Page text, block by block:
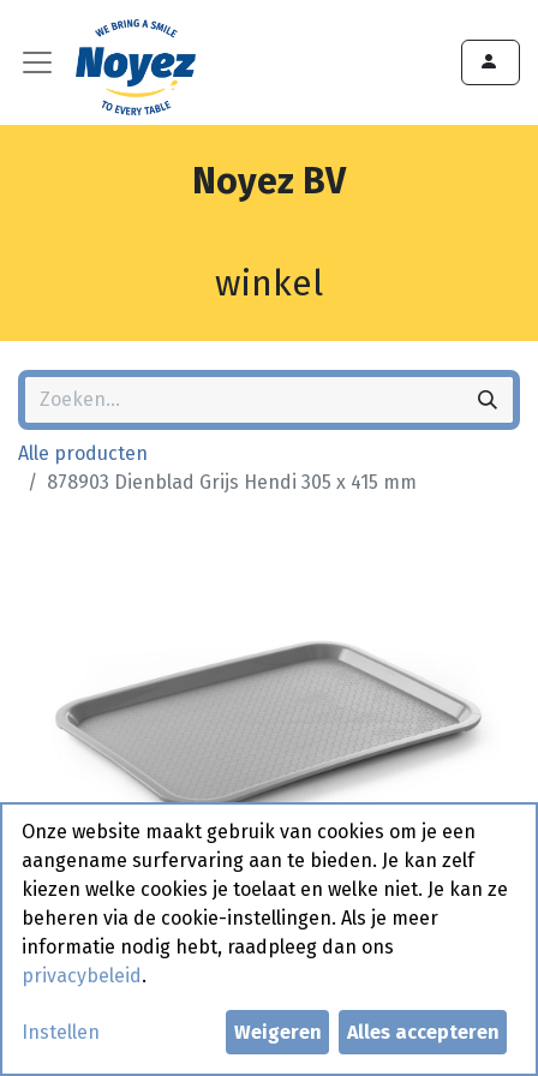
Noyez BV
winkel
Alle producten
878903 Dienblad Grijs Hendi 305 x 415 mm
878903 Dienblad Grijs Hendi
Onze website maakt gebruik van cookies om je een
aangename surfervaring aan te bieden. Je kan zelf
kiezen welke cookies je toelaat en welke niet. Je kan ze
beheren via de cookie-instellingen. Als je meer
informatie nodig hebt, raadpleeg dan ons
privacybeleid .
Instellen Weigeren Alles accepteren